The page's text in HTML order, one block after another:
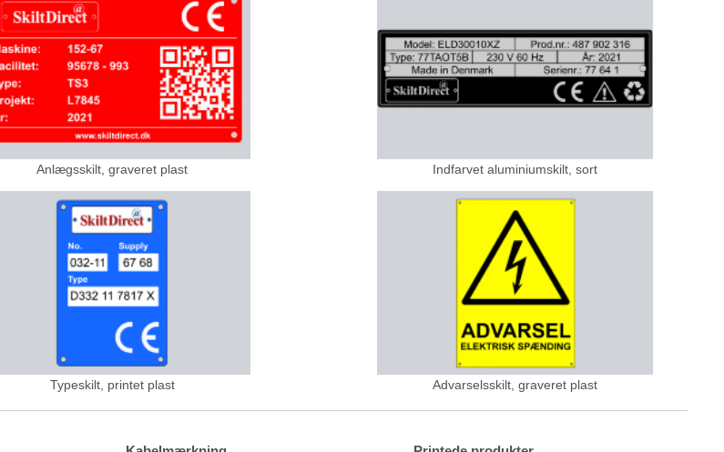
Anlægsskilt, graveret plast Indfarvet aluminiumskilt, sort
Typeskilt, printet plast Advarselsskilt, graveret plast